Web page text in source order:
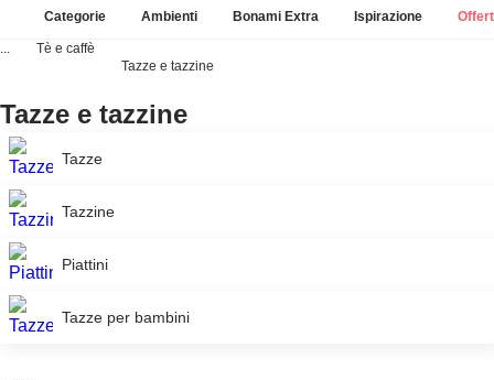
Categorie Ambienti Bonami Extra Ispirazione
...
Tè e caffè
Tazze e tazzine
Tazze e tazzine
Tazze
Tazzine
Piattini
Tazze per bambini